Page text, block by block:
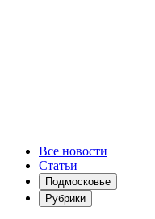
Все новости
Статьи
Подмосковье
Рубрики